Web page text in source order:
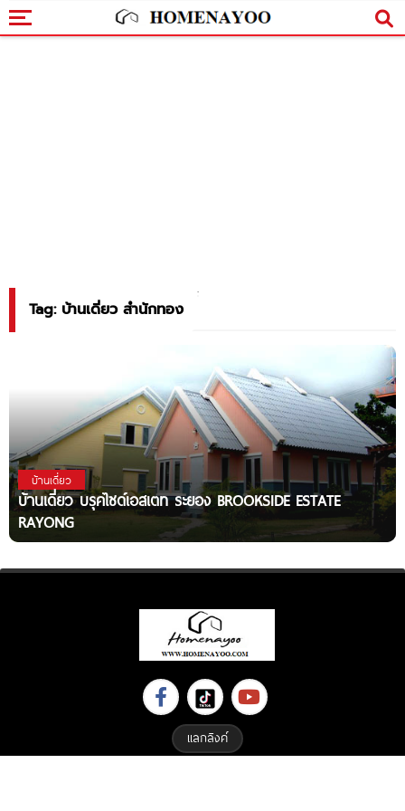
Tag: บ้านเดี่ยว สำนักทอง
บ้านเดี่ยว
บ้านเดี่ยว บรุคไซด์เอสเตท ระยอง BROOKSIDE ESTATE
RAYONG
แลกลิงค์